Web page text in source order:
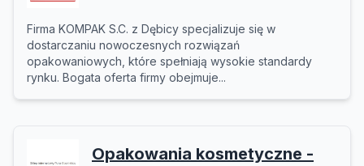
Firma KOMPAK S.C. z Dębicy specjalizuje się w
dostarczaniu nowoczesnych rozwiązań
opakowaniowych, które spełniają wysokie standardy
rynku. Bogata oferta firmy obejmuje...
Opakowania kosmetyczne -